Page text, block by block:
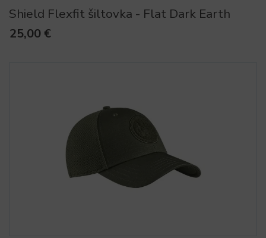
Shield Flexfit šiltovka - Flat Dark Earth
25,00 €